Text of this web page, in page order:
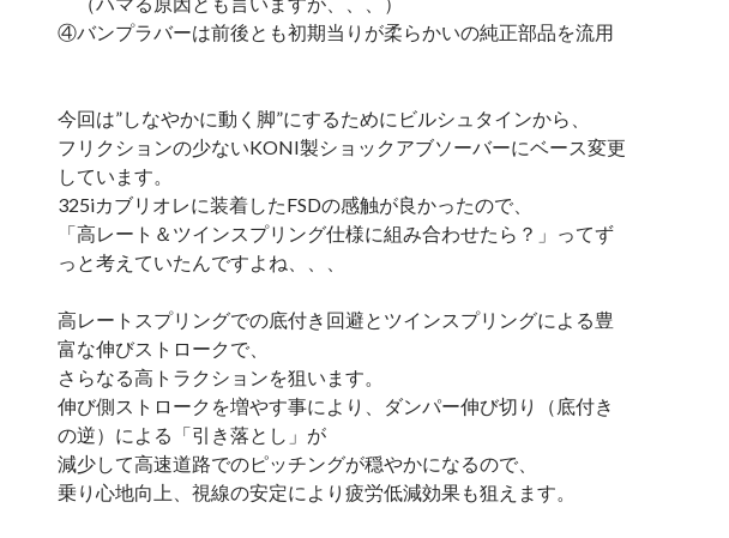
④バンプラバーは前後とも初期当りが柔らかいの純正部品を流用
今回は”しなやかに動く脚”にするためにビルシュタインから、
フリクションの少ないKONI製ショックアブソーバーにベース変更
しています。
325iカブリオレに装着したFSDの感触が良かったので、
「高レート＆ツインスプリング仕様に組み合わせたら？」ってず
っと考えていたんですよね、、、
高レートスプリングでの底付き回避とツインスプリングによる豊
富な伸びストロークで、
さらなる高トラクションを狙います。
伸び側ストロークを増やす事により、ダンパー伸び切り（底付き
の逆）による「引き落とし」が
減少して高速道路でのピッチングが穏やかになるので、
乗り心地向上、視線の安定により疲労低減効果も狙えます。